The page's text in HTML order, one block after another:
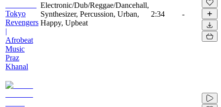
Tokyo
Revengers
|
Afrobeat
Music
Praz
Khanal
Electronic/Dub/Reggae/Dancehall,
Synthesizer, Percussion, Urban,
Happy, Upbeat
2:34 -